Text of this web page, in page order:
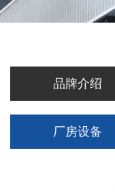
品牌介绍
厂房设备